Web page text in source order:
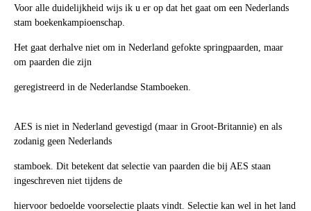
Voor alle duidelijkheid wijs ik u er op dat het gaat om een Nederlands
stam boekenkampioenschap.
Het gaat derhalve niet om in Nederland gefokte springpaarden, maar
om paarden die zijn
geregistreerd in de Nederlandse Stamboeken.
AES is niet in Nederland gevestigd (maar in Groot-Britannie) en als
zodanig geen Nederlands
stamboek. Dit betekent dat selectie van paarden die bij AES staan
ingeschreven niet tijdens de
hiervoor bedoelde voorselectie plaats vindt. Selectie kan wel in het land